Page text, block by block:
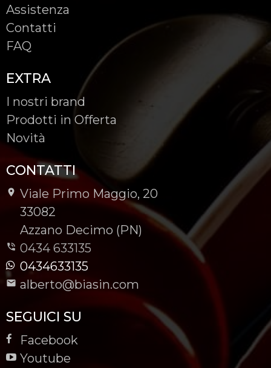
Assistenza
Contatti
FAQ
EXTRA
I nostri brand
Prodotti in Offerta
Novità
CONTATTI
Viale Primo Maggio, 20
-
33082
-
Azzano Decimo (PN)
0434 633135
0434633135
alberto@biasin.com
SEGUICI SU
Facebook
Youtube